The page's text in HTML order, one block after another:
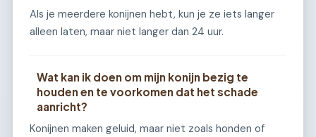
Als je meerdere konijnen hebt, kun je ze iets langer
alleen laten, maar niet langer dan 24 uur.
Wat kan ik doen om mijn konijn bezig te
houden en te voorkomen dat het schade
aanricht?
Konijnen maken geluid, maar niet zoals honden of